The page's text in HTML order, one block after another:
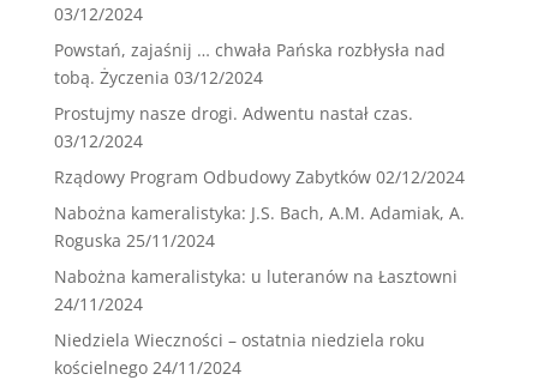
03/12/2024
Powstań, zajaśnij … chwała Pańska rozbłysła nad
tobą. Życzenia 03/12/2024
Prostujmy nasze drogi. Adwentu nastał czas.
03/12/2024
Rządowy Program Odbudowy Zabytków 02/12/2024
Nabożna kameralistyka: J.S. Bach, A.M. Adamiak, A.
Roguska 25/11/2024
Nabożna kameralistyka: u luteranów na Łasztowni
24/11/2024
Niedziela Wieczności – ostatnia niedziela roku
kościelnego 24/11/2024